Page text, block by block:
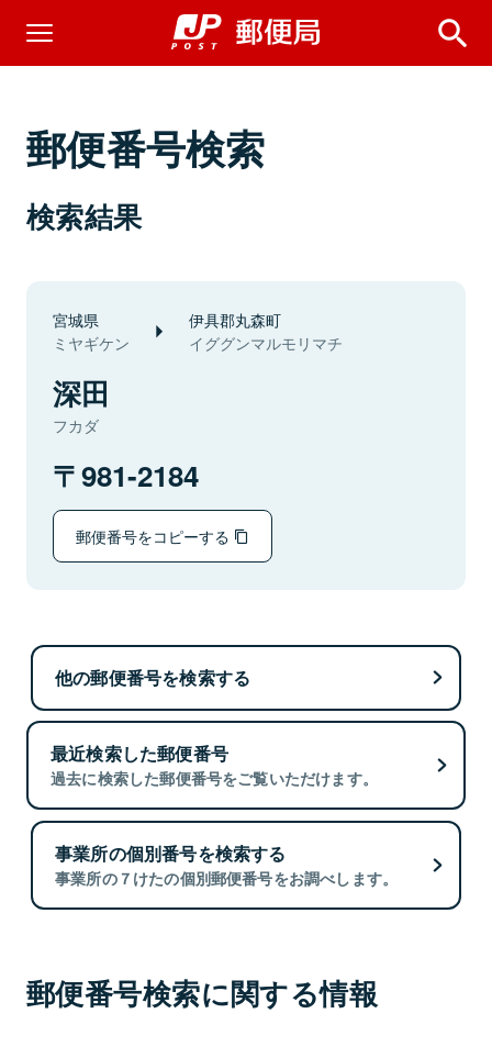
郵便番号検索
検索結果
宮城県
ミヤギケン
伊具郡丸森町
イググンマルモリマチ
深田
フカダ
981-2184
郵便番号をコピーする
他の郵便番号を検索する
最近検索した郵便番号
過去に検索した郵便番号をご覧いただけます。
事業所の個別番号を検索する
事業所の７けたの個別郵便番号をお調べします。
郵便番号検索に関する情報